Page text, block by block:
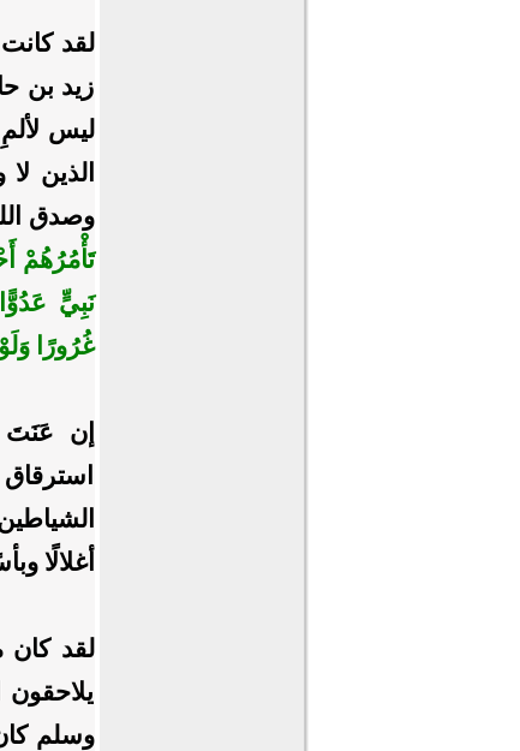
لقد
زيد بن
ليس
الذين
وصدق
تَأْمُرُهُمْ
نَبِيٍّ
غُرُورًا
إن عَنَتَ
أغلالًا
لقد كان
وسلم